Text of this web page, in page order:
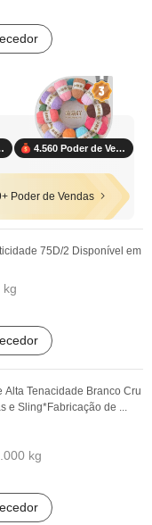
4.560 Poder de Vendas
Poder de Vendas
75D/2 Disponível em
kg
Alta Tenacidade Branco Cru
e Sling*Fabricação de ...
kg